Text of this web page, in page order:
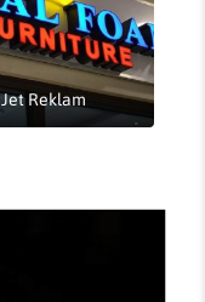
Jet Reklam